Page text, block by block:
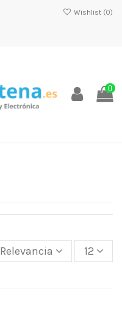
Wishlist (0)
0
Relevancia 12